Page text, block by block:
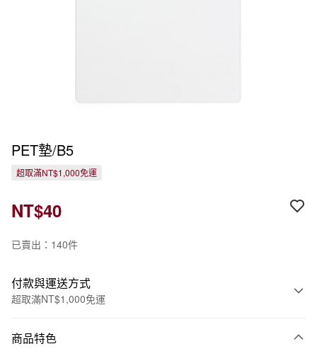
PET墊/B5
超取滿NT$1,000免運
NT$40
已賣出：140件
付款與運送方式
超取滿NT$1,000免運
信用卡一次付款
商品特色